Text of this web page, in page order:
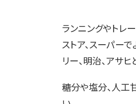
ランニングやトレ
ストア、スーパー
リー、明治、アサ
糖分や塩分、人工